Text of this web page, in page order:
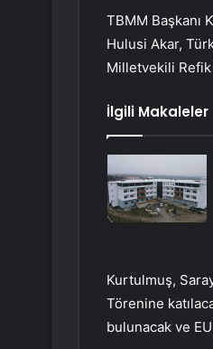
TBMM Başkanı
Hulusi Akar,
Milletvekili Refik
İlgili Makaleler
Kurtulmuş,
Törenine
bulunacak ve